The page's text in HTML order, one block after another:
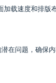
载速度和排版布
在问题，确保